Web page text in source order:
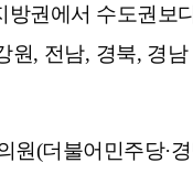
권에서 수도권보
, 전남, 경북, 경
(더불어민주당·